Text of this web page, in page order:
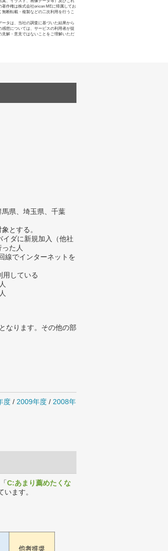
作権は株式会社oricon MEに帰属してお
断転載・複製などの二次利用を行うこ
タは、当社の調査に基づいた結果から
想については、サービスの利用者が提
解・意見ではないことをご理解いただ
県、埼玉県、千葉
とする。
イダに新規加入（他社
た人
線でインターネットを
用している
なります。その他の部
度 / 2009年度 / 2008年
C:あまり薦めたくな
います。